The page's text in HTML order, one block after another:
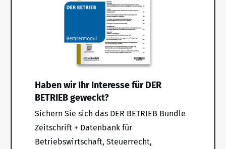
Haben wir Ihr Interesse für DER
BETRIEB geweckt?
Sichern Sie sich das DER BETRIEB Bundle
Zeitschrift + Datenbank für
Betriebswirtschaft, Steuerrecht,